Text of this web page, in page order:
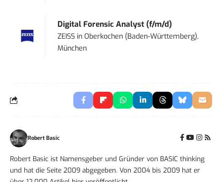
Digital Forensic Analyst (f/m/d)
ZEISS inOberkochen (Baden-Württemberg),
München
Robert Basic
Robert Basic ist Namensgeber und Gründer von BASIC thinking
und hat die Seite 2009 abgegeben. Von 2004 bis 2009 hat er